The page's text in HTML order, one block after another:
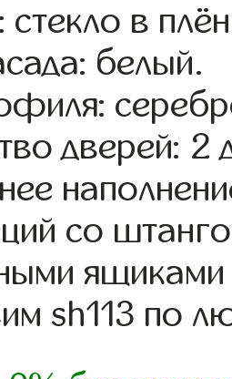
в
белый.
дверей: 2
со
ящиками
sh113 по